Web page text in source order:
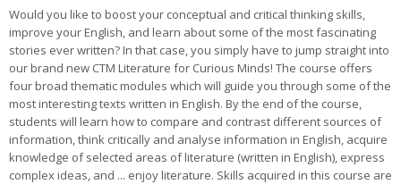
Would you like to boost your conceptual and critical thinking skills,
improve your English, and learn about some of the most fascinating
stories ever written? In that case, you simply have to jump straight into
our brand new CTM Literature for Curious Minds! The course offers
four broad thematic modules which will guide you through some of the
most interesting texts written in English. By the end of the course,
students will learn how to compare and contrast different sources of
information, think critically and analyse information in English, acquire
knowledge of selected areas of literature (written in English), express
complex ideas, and ... enjoy literature. Skills acquired in this course are